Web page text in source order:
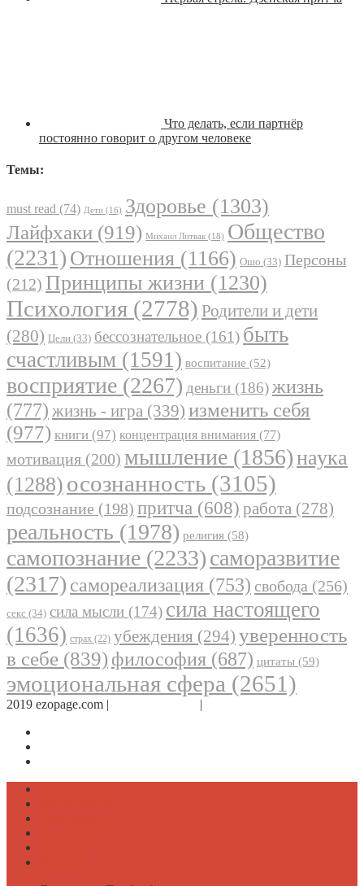
Что делать, если партнёр
постоянно говорит о другом человеке
Темы:
must read (74) Дети (16) Здоровье (1303)
Лайфхаки (919) Михаил Литвак (18) Общество
(2231) Отношения (1166) Ошо (33) Персоны
(212) Принципы жизни (1230)
Психология (2778) Родители и дети
(280) Цели (33) бессознательное (161) быть
счастливым (1591) воспитание (52)
восприятие (2267) деньги (186)жизнь
(777) жизнь - игра (339) изменить себя
(977) книги (97) концентрация внимания (77)
мотивация (200) мышление (1856)наука
(1288) осознанность (3105)
подсознание (198) притча (608) работа (278)
реальность (1978) религия (58)
самопознание (2233)саморазвитие
(2317) самореализация (753) свобода (256)
секс (34) сила мысли (174) сила настоящего
(1636) страх (22) убеждения (294) уверенность
в себе (839) философия (687) цитаты (59)
эмоциональная сфера (2651)
2019 ezopage.com | |